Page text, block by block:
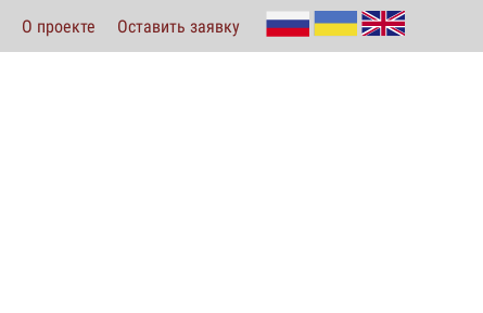
О проекте Оставить заявку